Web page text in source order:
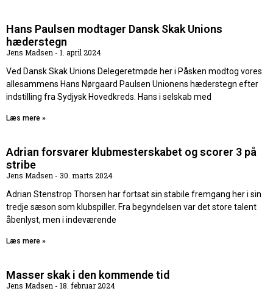
Hans Paulsen modtager Dansk Skak Unions
hæderstegn
Jens Madsen
1. april 2024
Ved Dansk Skak Unions Delegeretmøde her i Påsken modtog vores
allesammens Hans Nørgaard Paulsen Unionens hæderstegn efter
indstilling fra Sydjysk Hovedkreds. Hans i selskab med
Læs mere »
Adrian forsvarer klubmesterskabet og scorer 3 på
stribe
Jens Madsen
30. marts 2024
Adrian Stenstrop Thorsen har fortsat sin stabile fremgang her i sin
tredje sæson som klubspiller. Fra begyndelsen var det store talent
åbenlyst, men i indeværende
Læs mere »
Masser skak i den kommende tid
Jens Madsen
18. februar 2024